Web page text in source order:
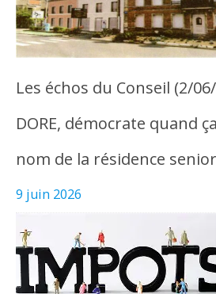
Les échos du Conseil (2/
DORE, démocrate quand
nom de la résidence
9 juin 2026